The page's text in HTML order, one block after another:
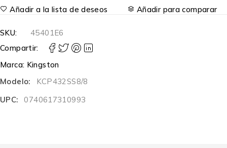
Añadir a la lista de deseos Añadir para comparar
SKU:
45401E6
Compartir:
Marca: Kingston
Modelo:
KCP432SS8/8
UPC:
0740617310993